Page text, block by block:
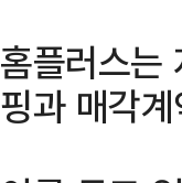
홈플러스는
핑과 매각